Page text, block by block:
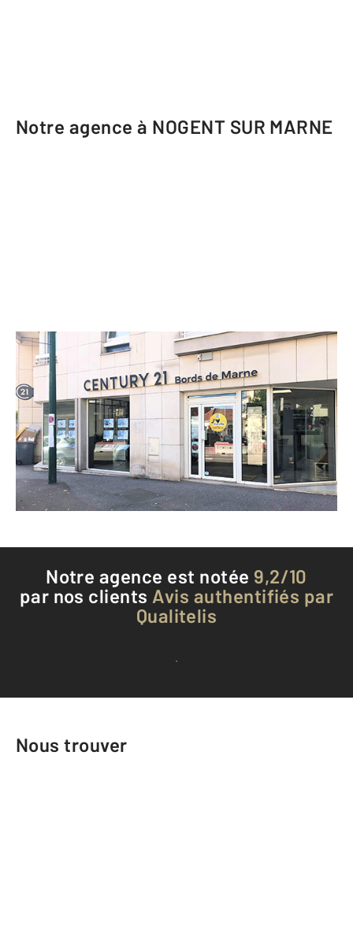
Notre agence à NOGENT SUR MARNE
CENTURY 21 Bords de Marne
23 rue Thiers
NOGENT SUR MARNE - 94130
Envoyer un message
Téléphoner à l'agence
Notre agence est notée 9,2/10
par nos clients Avis authentifiés par
Qualitelis
Voir tous les avis clients
Nous trouver